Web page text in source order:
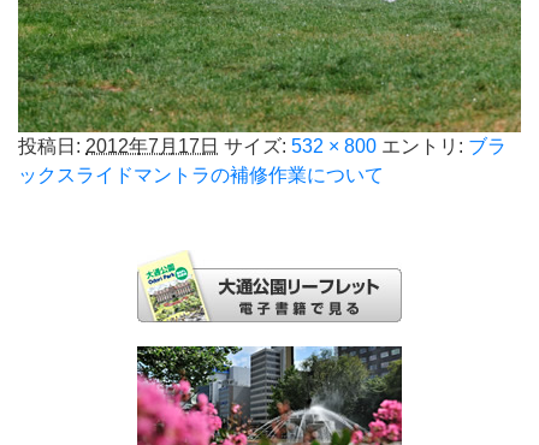
投稿日: 2012年7月17日 サイズ: 532 × 800 エントリ: ブラ
ックスライドマントラの補修作業について